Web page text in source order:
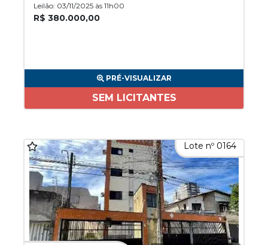
Leilão: 03/11/2025 às 11h00
R$ 380.000,00
PRÉ-VISUALIZAR
SEM LICITANTES
Lote nº 0164